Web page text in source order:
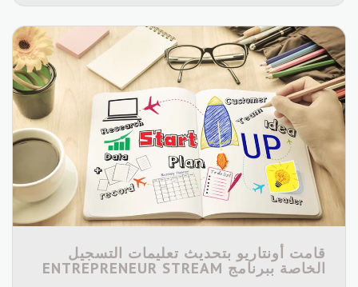
قامت أونتاريو بتحديث تعليمات التسجيل
الخاصة ببرنامج ENTREPRENEUR STREAM